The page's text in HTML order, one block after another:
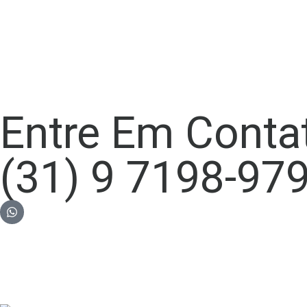
Entre Em
(31) 9 7198-